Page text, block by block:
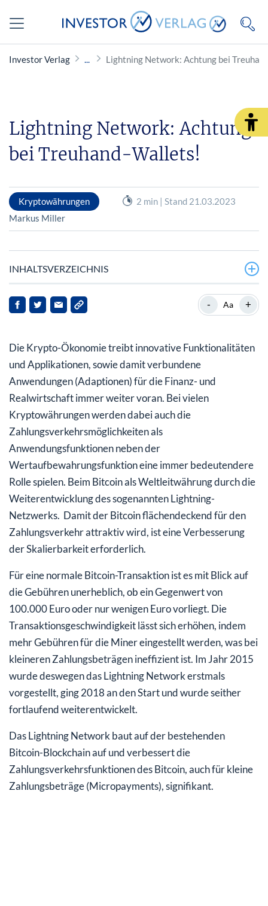
Investor Verlag Lightning Network: Achtung bei
Lightning Network: Achtung
bei Treuhand-Wallets!
Kryptowährungen
2 min | Stand 21.03.2023
Markus Miller
INHALTSVERZEICHNIS
Das Lightning-Network optimiert die
Zahlungsverkehrs-Funktionen des Bitcoin
intelligent!
- Aa +
Die Krypto-Ökonomie treibt innovative Funktionalitäten
und Applikationen, sowie damit verbundene
Anwendungen (Adaptionen) für die Finanz- und
Realwirtschaft immer weiter voran. Bei vielen
Kryptowährungen werden dabei auch die
Zahlungsverkehrsmöglichkeiten als
Anwendungsfunktionen neben der
Wertaufbewahrungsfunktion eine immer bedeutendere
Rolle spielen. Beim Bitcoin als Weltleitwährung durch die
Weiterentwicklung des sogenannten Lightning-
Netzwerks. Damit der Bitcoin flächendeckend für den
Zahlungsverkehr attraktiv wird, ist eine Verbesserung
der Skalierbarkeit erforderlich.
Für eine normale Bitcoin-Transaktion ist es mit Blick auf
die Gebühren unerheblich, ob ein Gegenwert von
100.000 Euro oder nur wenigen Euro vorliegt. Die
Transaktionsgeschwindigkeit lässt sich erhöhen, indem
mehr Gebühren für die Miner eingestellt werden, was bei
kleineren Zahlungsbeträgen ineffizient ist. Im Jahr 2015
wurde deswegen das Lightning Network erstmals
vorgestellt, ging 2018 an den Start und wurde seither
fortlaufend weiterentwickelt.
Das Lightning Network baut auf der bestehenden
Bitcoin-Blockchain auf und verbessert die
Zahlungsverkehrsfunktionen des Bitcoin, auch für kleine
Zahlungsbeträge (Micropayments), signifikant.